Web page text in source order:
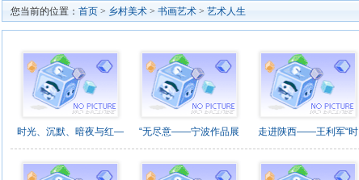
您当前的位置： 首页 > 乡村美术 > 书画艺术 > 艺术人生
时光、沉默、暗夜与红— “无尽意——宁波作品展 走进陕西——王利军“时